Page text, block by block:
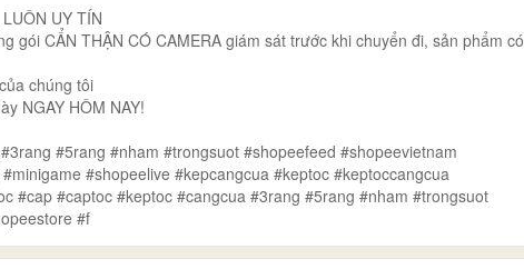
UY TÍN
CẨN THẬN CÓ CAMERA giám sát trước khi chuyển đi, sản phẩm có
chúng tôi
NGAY HÔM NAY!
#5rang #nham #trongsuot #shopeefeed #shopeevietnam
#shopeelive #kepcangcua #keptoc #keptoccangcua
#cap #captoc #keptoc #cangcua #3rang #5rang #nham #trongsuot
#f